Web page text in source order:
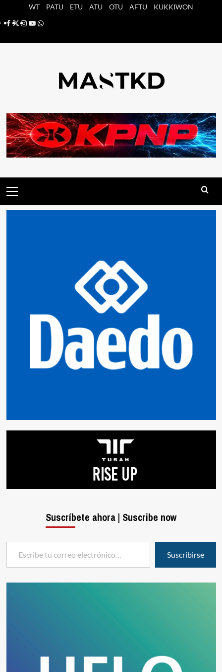
WT PATU ETU ATU OTU AFTU
KUKKIWON
Facebook
X Instagram
YouTube
Whatsapp
principal
Suscríbete ahora | Suscribe now
Escribe tu correo electrónico…
Suscribirse